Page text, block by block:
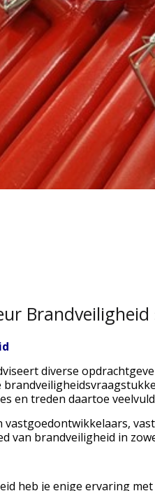
diverse
en treden daartoe
vastgoedontwikkelaars,
van brandveiligheid in
heb je enige ervaring